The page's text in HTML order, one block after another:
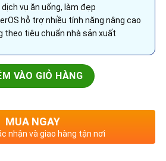
vụ ăn uống, làm đẹp
hỗ trợ nhiều tính năng nâng cao
theo tiêu chuẩn nhà sản xuất
HAP AC2 (RBD52G-5HACD2HND-TC)
VÀO GIỎ HÀNG
MUA NGAY
nhận và giao hàng tận nơi